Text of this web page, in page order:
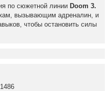
по сюжетной линии Doom 3.
вызывающим адреналин, и
чтобы остановить силы